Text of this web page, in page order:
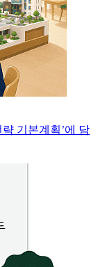
기본계획’에 담